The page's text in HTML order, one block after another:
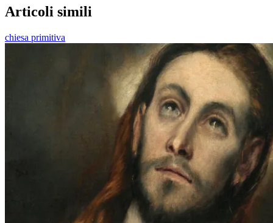
Articoli simili
chiesa primitiva